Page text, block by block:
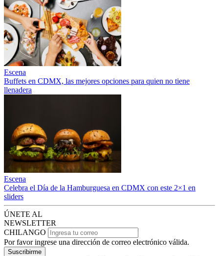
Escena
Buffets en CDMX, las mejores opciones para quien no tiene
llenadera
Escena
Celebra el Día de la Hamburguesa en CDMX con este 2×1 en
sliders
ÚNETE AL
NEWSLETTER
CHILANGO
Por favor ingrese una dirección de correo electrónico válida.
Suscribirme